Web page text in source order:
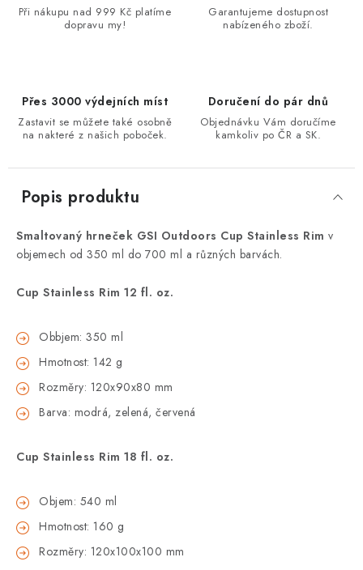
Při nákupu nad 999 Kč platíme
dopravu my!
Garantujeme dostupnost
nabízeného zboží.
Přes 3000 výdejních míst
Zastavit se můžete také osobně
na nakteré z našich poboček.
Doručení do pár dnů
Objednávku Vám doručíme
kamkoliv po ČR a SK.
Popis produktu
Smaltovaný hrneček GSI Outdoors Cup Stainless Rim v
objemech od 350 ml do 700 ml a různých barvách.
Cup Stainless Rim 12 fl. oz.
Obbjem: 350 ml
Hmotnost: 142 g
Rozměry: 120x90x80 mm
Barva: modrá, zelená, červená
Cup Stainless Rim 18 fl. oz.
Objem: 540 ml
Hmotnost: 160 g
Rozměry: 120x100x100 mm